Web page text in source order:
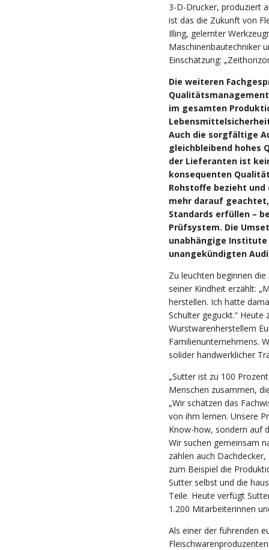
3-D-Drucker, produziert
ist das die Zukunft von
Illing, gelernter
Maschinenbautechniker
Einschätzung:
Die weiteren
im gesamten
Auch die sorgfältige
gleichbleibend hohes
der Lieferanten ist
konsequenten
Rohstoffe bezieht
mehr darauf
Standards erfüllen –
Prüfsystem. Die
unabhängige
unangekündigten
Zu leuchten beginnen
seiner Kindheit erzählt:
herstellen. Ich hatte
Schulter geguckt.“
Wurstwarenherstellern
Familienunternehmens.
solider handwerklicher
„Sutter ist zu 100
Menschen zusammen,
„Wir schätzen das
von ihm lernen. Unsere
Know-how, sondern auf
Wir suchen gemeinsam
zählen auch
zum Beispiel die
Sutter selbst und die
Teile. Heute verfügt
1.200 Mitarbeiterinnen
Als einer der führenden